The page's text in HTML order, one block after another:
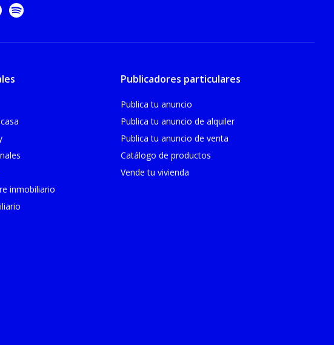
inmobiliario
Publicadores particulares
Publica tu anuncio
Publica tu anuncio de alquiler
Publica tu anuncio de venta
Catálogo de productos
Vende tu vivienda